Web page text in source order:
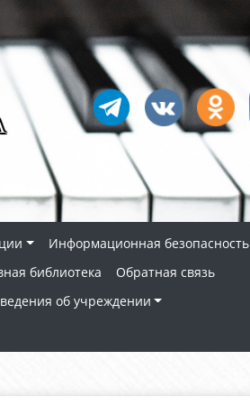
Информационная безопасность
библиотека
Обратная связь
об учреждении